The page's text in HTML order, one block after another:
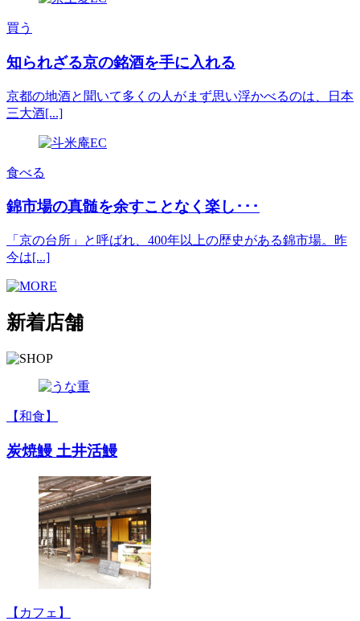
買う
知られざる京の銘酒を手に入れる
京都の地酒と聞いて多くの人がまず思い浮かべるのは、日本
三大酒[...]
食べる
錦市場の真髄を余すことなく楽し･･･
「京の台所」と呼ばれ、400年以上の歴史がある錦市場。昨
今は[...]
新着店舗
【和食】
炭焼鰻 土井活鰻
【カフェ】